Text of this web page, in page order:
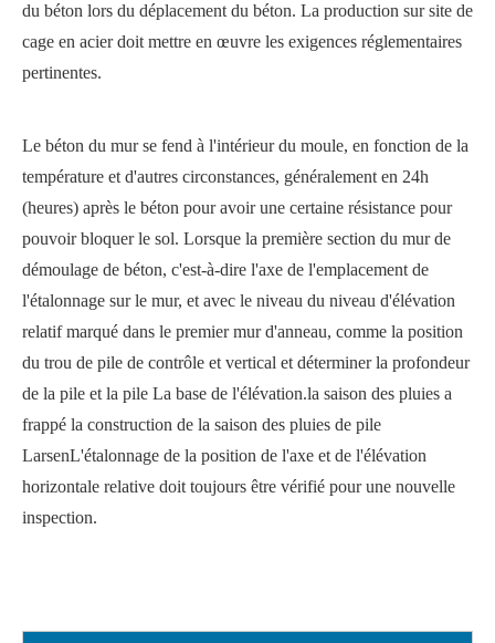
du béton lors du déplacement du béton. La production sur site de
cage en acier doit mettre en œuvre les exigences réglementaires
pertinentes.
Le béton du mur se fend à l'intérieur du moule, en fonction de la
température et d'autres circonstances, généralement en 24h
(heures) après le béton pour avoir une certaine résistance pour
pouvoir bloquer le sol. Lorsque la première section du mur de
démoulage de béton, c'est-à-dire l'axe de l'emplacement de
l'étalonnage sur le mur, et avec le niveau du niveau d'élévation
relatif marqué dans le premier mur d'anneau, comme la position
du trou de pile de contrôle et vertical et déterminer la profondeur
de la pile et la pile La base de l'élévation.la saison des pluies a
frappé la construction de la saison des pluies de pile
LarsenL'étalonnage de la position de l'axe et de l'élévation
horizontale relative doit toujours être vérifié pour une nouvelle
inspection.